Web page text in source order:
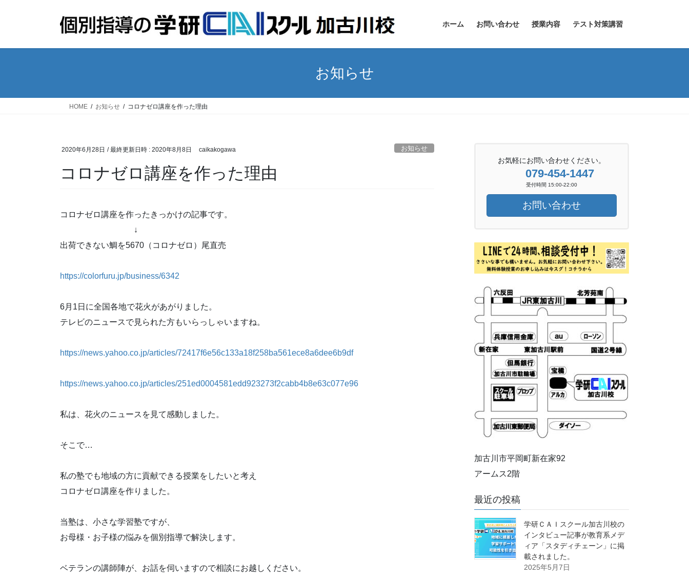
ホーム お問い合わせ 授業内容 テスト対策講習
お知らせ
HOME お知らせ コロナゼロ講座を作った理由
2020年6月28日 / 最終更新日時 : 2020年8月8日 caikakogawa お知らせ
コロナゼロ講座を作った理由
コロナゼロ講座を作ったきっかけの記事です。
↓
出荷できない鯛を5670（コロナゼロ）尾直売
https://colorfuru.jp/business/6342
6月1日に全国各地で花火があがりました。
テレビのニュースで見られた方もいらっしゃいますね。
https://news.yahoo.co.jp/articles/72417f6e56c133a18f258ba561ece8a6dee6b9df
https://news.yahoo.co.jp/articles/251ed0004581edd923273f2cabb4b8e63c077e96
私は、花火のニュースを見て感動しました。
そこで…
私の塾でも地域の方に貢献できる授業をしたいと考え
コロナゼロ講座を作りました。
当塾は、小さな学習塾ですが、
お母様・お子様の悩みを個別指導で解決します。
ベテランの講師陣が、お話を伺いますので相談にお越しください。
お気軽にお問い合わせください。
079-454-1447
受付時間 15:00-22:00
お問い合わせ
加古川市平岡町新在家92
アームス2階
最近の投稿
学研ＣＡＩスクール加古川校の
インタビュー記事が教育系メデ
ィア「スタディチェーン」に掲
載されました。
2025年5月7日